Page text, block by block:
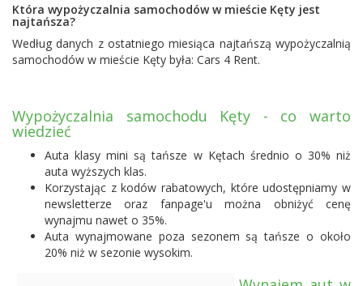
Która wypożyczalnia samochodów w mieście Kęty jest
najtańsza?
Według danych z ostatniego miesiąca najtańszą wypożyczalnią
samochodów w mieście Kęty była: Cars 4 Rent.
Wypożyczalnia samochodu Kęty - co warto
wiedzieć
Auta klasy mini są tańsze w Kętach średnio o 30% niż
auta wyższych klas.
Korzystając z kodów rabatowych, które udostępniamy w
newsletterze oraz fanpage'u można obniżyć cenę
wynajmu nawet o 35%.
Auta wynajmowane poza sezonem są tańsze o około
20% niż w sezonie wysokim.